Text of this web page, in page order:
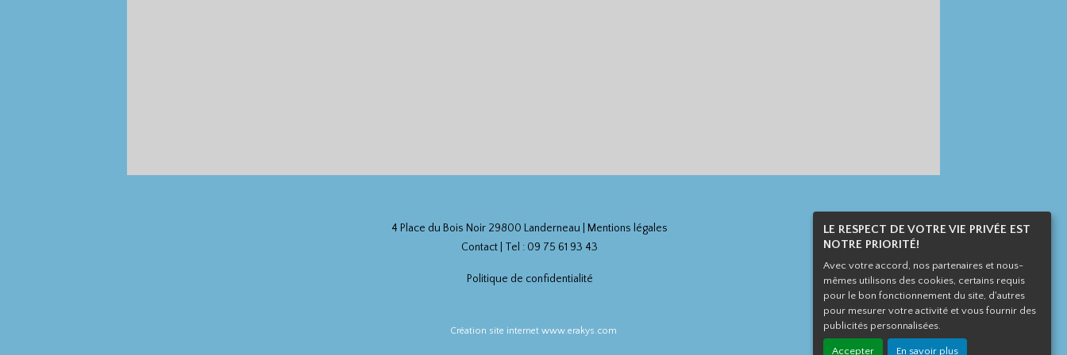
LE RESPECT DE VOTRE VIE PRIVÉE EST
NOTRE PRIORITÉ!
Avec votre accord, nos partenaires et nous-
mêmes utilisons des cookies, certains requis
pour le bon fonctionnement du site, d'autres
pour mesurer votre activité et vous fournir des
publicités personnalisées.
Accepter En savoir plus
4 Place du Bois Noir 29800 Landerneau |
Mentions légales
Contact | Tel : 09 75 61 93 43
Politique de confidentialité
Création site internet www.erakys.com